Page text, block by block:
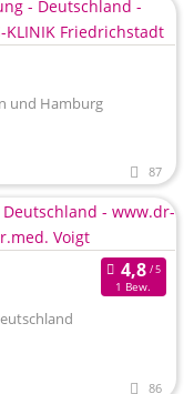
und Hamburg
87
1 Bew.
86